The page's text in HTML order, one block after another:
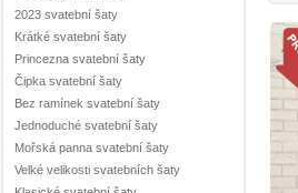
2023 svatební šaty
Krátké svatební šaty
Princezna svatební šaty
Čipka svatební šaty
Bez ramínek svatební šaty
Jednoduché svatební šaty
Mořská panna svatební šaty
Velké velikosti svatebních šaty